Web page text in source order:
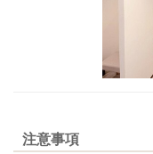
注意事項